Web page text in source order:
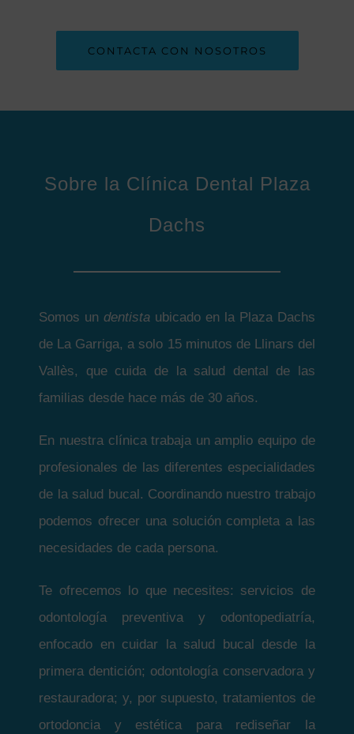
CONTACTA CON NOSOTROS
Sobre la Clínica Dental Plaza
Dachs
Somos undentista ubicado en la Plaza Dachs
de La Garriga, a solo 15 minutos de Llinars del
Vallès, que cuida de la salud dental de las
familias desde hace más de 30 años.
En nuestra clínica trabaja un amplio equipo de
profesionales de las diferentes especialidades
de la salud bucal. Coordinando nuestro trabajo
podemos ofrecer una solución completa a las
necesidades de cada persona.
Te ofrecemos lo que necesites: servicios de
odontología preventiva y odontopediatría,
enfocado en cuidar la salud bucal desde la
primera dentición; odontología conservadora y
restauradora; y, por supuesto, tratamientos de
ortodoncia y estética para rediseñar la